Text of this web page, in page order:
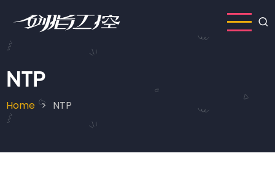
main
content
NTP
Breadcrumb
Home NTP